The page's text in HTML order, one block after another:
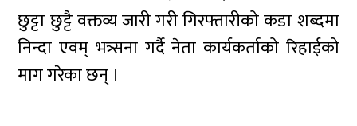
छुट्टा छुट्टै वक्तव्य जारी गरी गिरफ्तारीको कडा शब्दमा
निन्दा एवम् भत्र्सना गर्दै नेता कार्यकर्ताको रिहाईको
माग गरेका छन् ।